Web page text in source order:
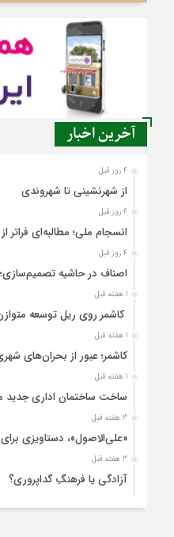
آخرین اخبار
4 روز قبل
از شهرنشینی تا شهروندی
4 روز قبل
انسجام ملی؛ مطالبه‌ای
4 روز قبل
اصناف در حاشیه
1 هفته قبل
کاشمر روی ریل توسعه
1 هفته قبل
کاشمر؛ عبور از بحران‌های
1 هفته قبل
ساخت ساختمان اداری جدید
3 هفته قبل
«علی‌الاصول»، دستاویزی
3 هفته قبل
آزادگی یا فرهنگِ گداپروری؟